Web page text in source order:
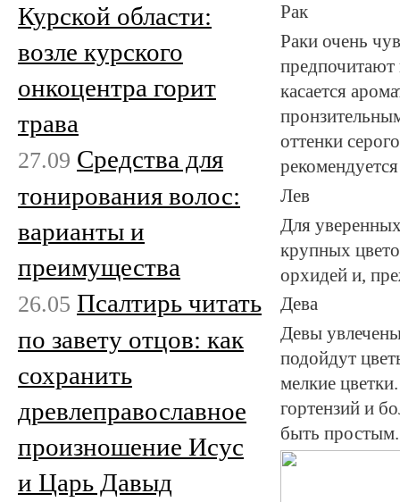
Рак
Раки очень
касается
оттенки
Лев
Для
крупных
орхидей и,
Дева
Девы
подойдут
мелкие
гортензий и
быть простым.
Курской области:
возле курского
онкоцентра горит
трава
27.09 Средства для
тонирования волос:
варианты и
преимущества
26.05 Псалтирь читать
по завету отцов: как
сохранить
древлеправославное
произношение Исус
и Царь Давыд